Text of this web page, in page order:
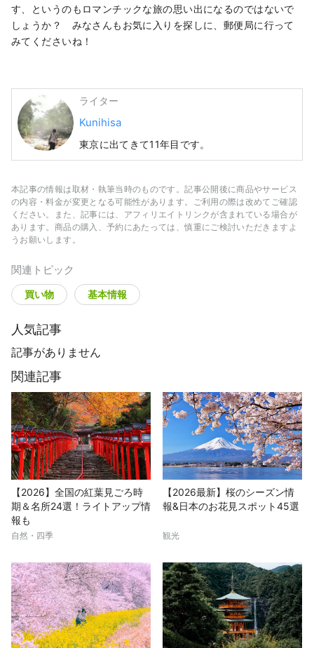
す、というのもロマンチックな旅の思い出になるのではないで
しょうか？ みなさんもお気に入りを探しに、郵便局に行って
みてくださいね！
ライター
Kunihisa
東京に出てきて11年目です。
本記事の情報は取材・執筆当時のものです。記事公開後に商品やサービス
の内容・料金が変更となる可能性があります。ご利用の際は改めてご確認
ください。また、記事には、アフィリエイトリンクが含まれている場合が
あります。商品の購入、予約にあたっては、慎重にご検討いただきますよ
うお願いします。
関連トピック
買い物 基本情報
人気記事
記事がありません
関連記事
【2026】全国の紅葉見ごろ時
期＆名所24選！ライトアップ情
報も
自然・四季
【2026最新】桜のシーズン情
報&日本のお花見スポット45選
観光